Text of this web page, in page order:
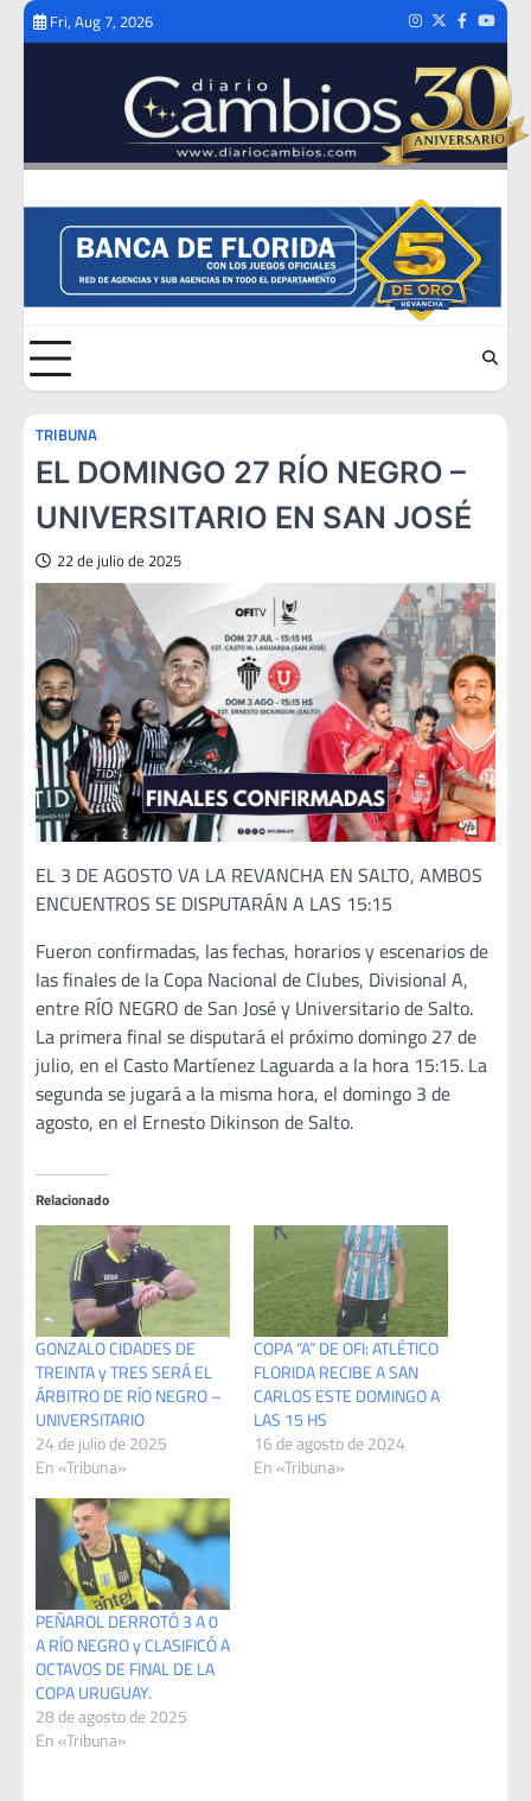
Skip
Fri, Aug 7, 2026 Instagram
TwitterFacebook
TRIBUNA
EL DOMINGO 27 RÍO NEGRO –
UNIVERSITARIO EN SAN JOSÉ
22 de julio de 2025
EL 3 DE AGOSTO VA LA REVANCHA EN SALTO, AMBOS
ENCUENTROS SE DISPUTARÁN A LAS 15:15
Fueron confirmadas, las fechas, horarios y escenarios de
las finales de la Copa Nacional de Clubes, Divisional A,
entre RÍO NEGRO de San José y Universitario de Salto.
La primera final se disputará el próximo domingo 27 de
julio, en el Casto Martíenez Laguarda a la hora 15:15. La
segunda se jugará a la misma hora, el domingo 3 de
agosto, en el Ernesto Dikinson de Salto.
Relacionado
GONZALO CIDADES DE
TREINTA y TRES SERÁ EL
ÁRBITRO DE RÍO NEGRO –
UNIVERSITARIO
24 de julio de 2025
En «Tribuna»
COPA “A” DE OFI: ATLÉTICO
FLORIDA RECIBE A SAN
CARLOS ESTE DOMINGO A
LAS 15 HS
16 de agosto de 2024
En «Tribuna»
PEÑAROL DERROTÓ 3 A 0
A RÍO NEGRO y CLASIFICÓ A
OCTAVOS DE FINAL DE LA
COPA URUGUAY.
28 de agosto de 2025
En «Tribuna»